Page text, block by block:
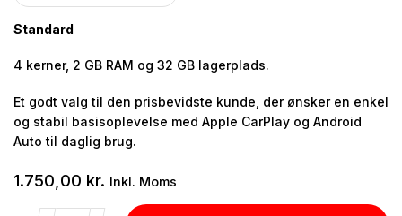
Standard
4 kerner, 2 GB RAM og 32 GB lagerplads.
Et godt valg til den prisbevidste kunde, der ønsker en enkel
og stabil basisoplevelse med Apple CarPlay og Android
Auto til daglig brug.
1.750,00 kr. Inkl. Moms